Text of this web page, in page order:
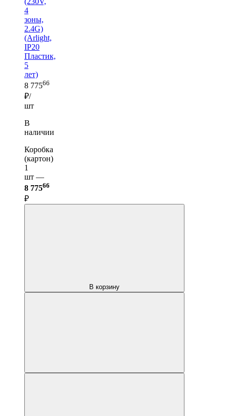
4
зоны,
2.4G)
(Arlight,
IP20
Пластик,
5
лет)
8 77566
₽/
шт
В
наличии
Коробка
(картон)
1
шт —
8 77566
₽
В корзину